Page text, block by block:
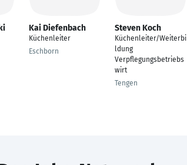
Kai Diefenbach
Küchenleiter
Eschborn
Steven Koch
Küchenleiter/Weiterbi
ldung
Verpflegungsbetriebs
wirt
Tengen